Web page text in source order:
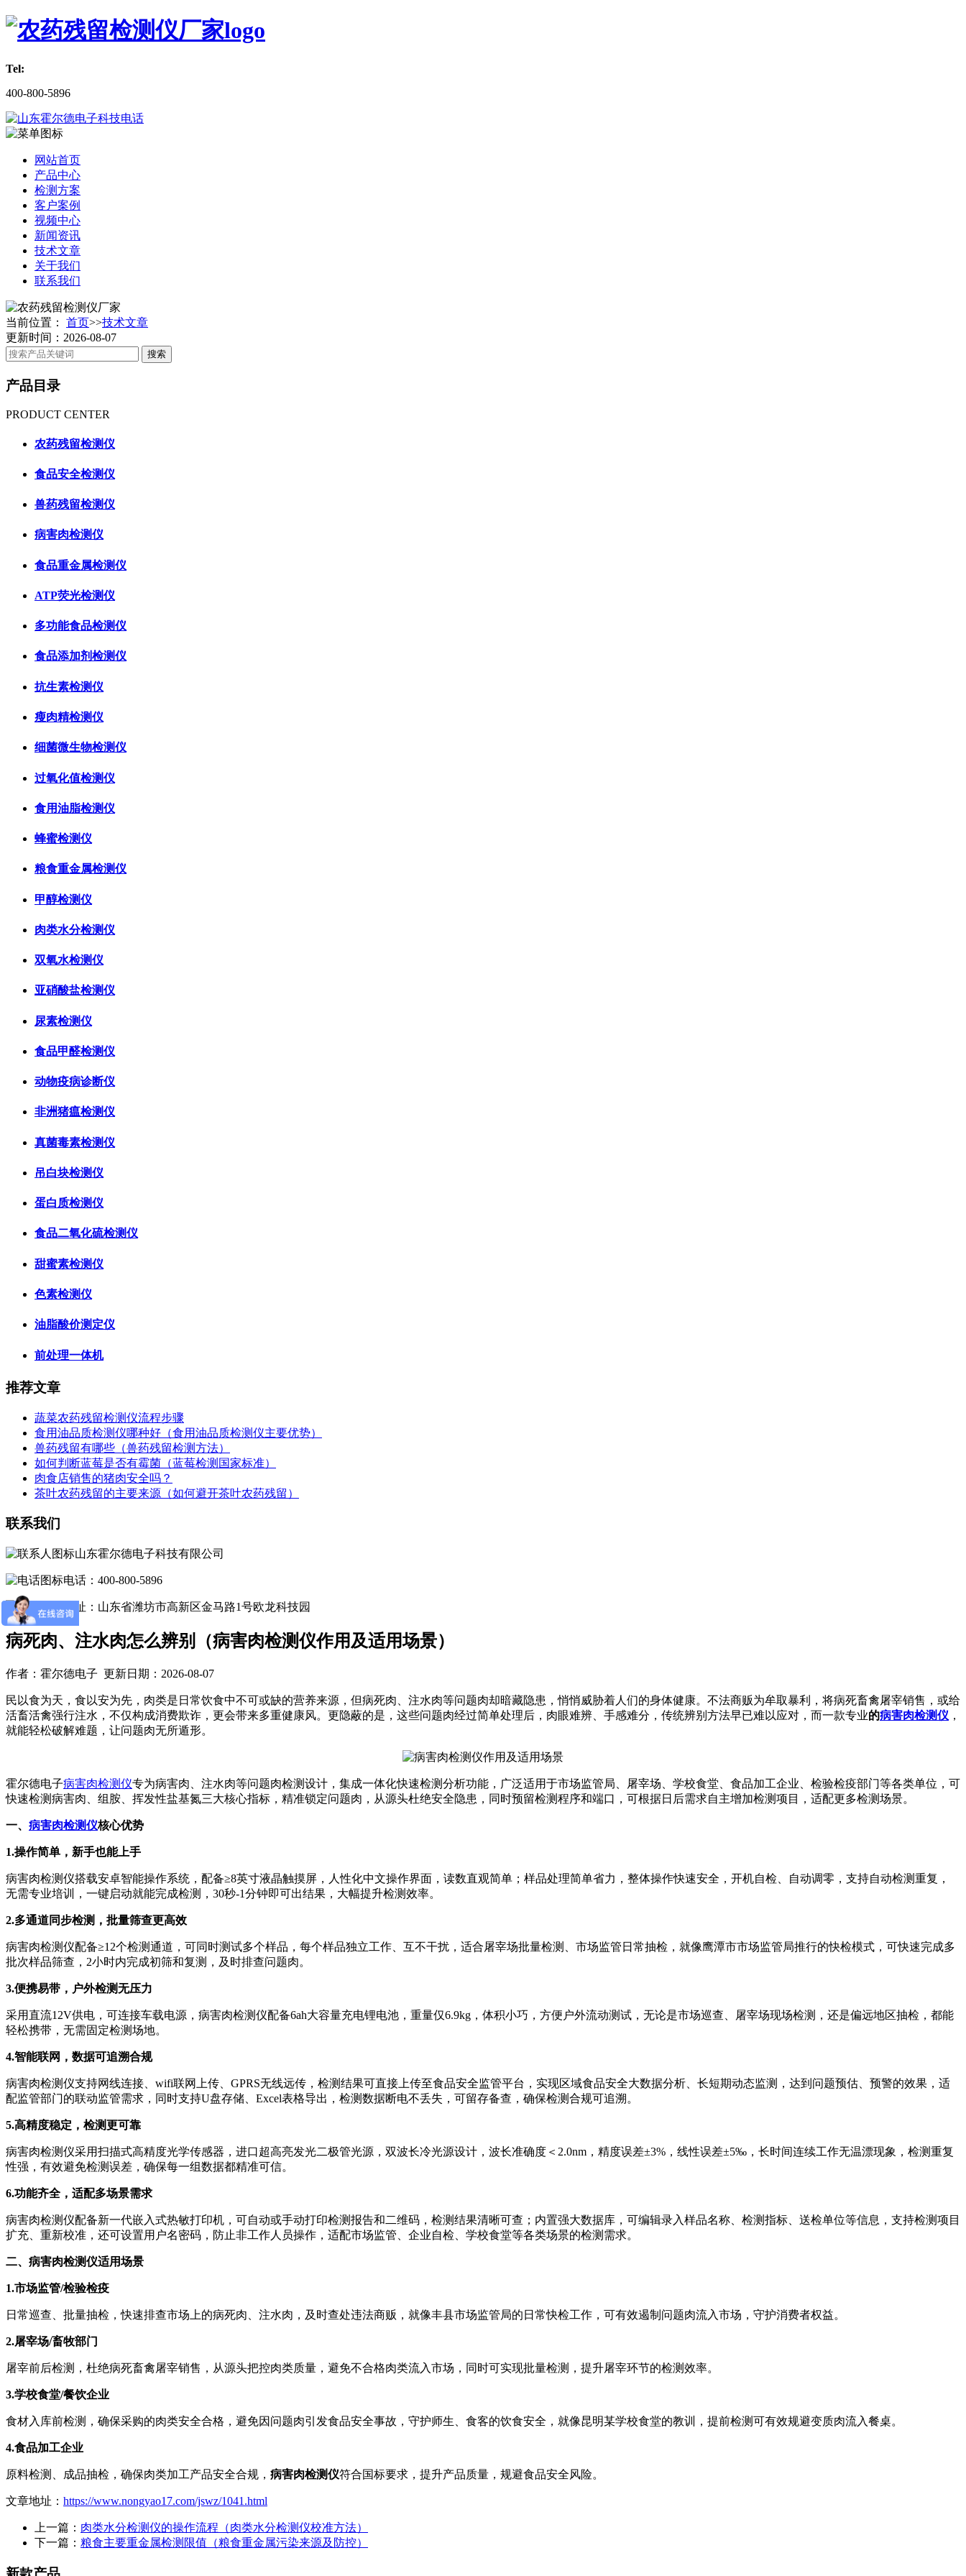
Tel:
400-800-5896
网站首页
产品中心
检测方案
客户案例
视频中心
新闻资讯
技术文章
关于我们
联系我们
当前位置： 首页>>技术文章
更新时间：2026-08-07
产品目录
PRODUCT CENTER
农药残留检测仪
食品安全检测仪
兽药残留检测仪
病害肉检测仪
食品重金属检测仪
ATP荧光检测仪
多功能食品检测仪
食品添加剂检测仪
抗生素检测仪
瘦肉精检测仪
细菌微生物检测仪
过氧化值检测仪
食用油脂检测仪
蜂蜜检测仪
粮食重金属检测仪
甲醇检测仪
肉类水分检测仪
双氧水检测仪
亚硝酸盐检测仪
尿素检测仪
食品甲醛检测仪
动物疫病诊断仪
非洲猪瘟检测仪
真菌毒素检测仪
吊白块检测仪
蛋白质检测仪
食品二氧化硫检测仪
甜蜜素检测仪
色素检测仪
油脂酸价测定仪
前处理一体机
推荐文章
蔬菜农药残留检测仪流程步骤
食用油品质检测仪哪种好（食用油品质检测仪主要优势）
兽药残留有哪些（兽药残留检测方法）
如何判断蓝莓是否有霉菌（蓝莓检测国家标准）
肉食店销售的猪肉安全吗？
茶叶农药残留的主要来源（如何避开茶叶农药残留）
联系我们
山东霍尔德电子科技有限公司
电话：400-800-5896
地址：山东省潍坊市高新区金马路1号欧龙科技园
病死肉、注水肉怎么辨别（病害肉检测仪作用及适用场景）
作者：霍尔德电子 更新日期：2026-08-07
民以食为天，食以安为先，肉类是日常饮食中不可或缺的营养来源，但病死肉、注水肉等问题肉却暗藏隐患，悄悄威胁着人们的身体健康。不法商贩为牟取暴利，将病死畜禽屠宰销售，或给
活畜活禽强行注水，不仅构成消费欺诈，更会带来多重健康风。更隐蔽的是，这些问题肉经过简单处理后，肉眼难辨、手感难分，传统辨别方法早已难以应对，而一款专业的病害肉检测仪 ，
就能轻松破解难题，让问题肉无所遁形。
霍尔德电子病害肉检测仪专为病害肉、注水肉等问题肉检测设计，集成一体化快速检测分析功能，广泛适用于市场监管局、屠宰场、学校食堂、食品加工企业、检验检疫部门等各类单位，可
快速检测病害肉、组胺、挥发性盐基氮三大核心指标，精准锁定问题肉，从源头杜绝安全隐患，同时预留检测程序和端口，可根据日后需求自主增加检测项目，适配更多检测场景。
一、 病害肉检测仪核心优势
1.操作简单，新手也能上手
病害肉检测仪搭载安卓智能操作系统，配备≥8英寸液晶触摸屏，人性化中文操作界面，读数直观简单；样品处理简单省力，整体操作快速安全，开机自检、自动调零，支持自动检测重复，
无需专业培训，一键启动就能完成检测，30秒-1分钟即可出结果，大幅提升检测效率。
2.多通道同步检测，批量筛查更高效
病害肉检测仪配备≥12个检测通道，可同时测试多个样品，每个样品独立工作、互不干扰，适合屠宰场批量检测、市场监管日常抽检，就像鹰潭市市场监管局推行的快检模式，可快速完成多
批次样品筛查，2小时内完成初筛和复测，及时排查问题肉。
3.便携易带，户外检测无压力
采用直流12V供电，可连接车载电源，病害肉检测仪配备6ah大容量充电锂电池，重量仅6.9kg，体积小巧，方便户外流动测试，无论是市场巡查、屠宰场现场检测，还是偏远地区抽检，都能
轻松携带，无需固定检测场地。
4.智能联网，数据可追溯合规
病害肉检测仪支持网线连接、wifi联网上传、GPRS无线远传，检测结果可直接上传至食品安全监管平台，实现区域食品安全大数据分析、长短期动态监测，达到问题预估、预警的效果，适
配监管部门的联动监管需求，同时支持U盘存储、Excel表格导出，检测数据断电不丢失，可留存备查，确保检测合规可追溯。
5.高精度稳定，检测更可靠
病害肉检测仪采用扫描式高精度光学传感器，进口超高亮发光二极管光源，双波长冷光源设计，波长准确度＜2.0nm，精度误差±3%，线性误差±5‰，长时间连续工作无温漂现象，检测重复
性强，有效避免检测误差，确保每一组数据都精准可信。
6.功能齐全，适配多场景需求
病害肉检测仪配备新一代嵌入式热敏打印机，可自动或手动打印检测报告和二维码，检测结果清晰可查；内置强大数据库，可编辑录入样品名称、检测指标、送检单位等信息，支持检测项目
扩充、重新校准，还可设置用户名密码，防止非工作人员操作，适配市场监管、企业自检、学校食堂等各类场景的检测需求。
二、病害肉检测仪适用场景
1.市场监管/检验检疫
日常巡查、批量抽检，快速排查市场上的病死肉、注水肉，及时查处违法商贩，就像丰县市场监管局的日常快检工作，可有效遏制问题肉流入市场，守护消费者权益。
2.屠宰场/畜牧部门
屠宰前后检测，杜绝病死畜禽屠宰销售，从源头把控肉类质量，避免不合格肉类流入市场，同时可实现批量检测，提升屠宰环节的检测效率。
3.学校食堂/餐饮企业
食材入库前检测，确保采购的肉类安全合格，避免因问题肉引发食品安全事故，守护师生、食客的饮食安全，就像昆明某学校食堂的教训，提前检测可有效规避变质肉流入餐桌。
4.食品加工企业
原料检测、成品抽检，确保肉类加工产品安全合规， 病害肉检测仪符合国标要求，提升产品质量，规避食品安全风险。
文章地址： https://www.nongyao17.com/jswz/1041.html
上一篇： 肉类水分检测仪的操作流程（肉类水分检测仪校准方法）
下一篇： 粮食主要重金属检测限值（粮食重金属污染来源及防控）